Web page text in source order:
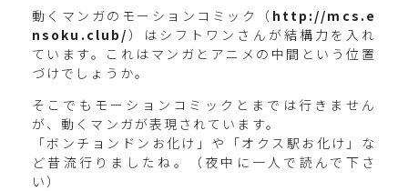
動くマンガのモーションコミック（ http://mcs.e
nsoku.club/）はシフトワンさんが結構力を入れ
ています。これはマンガとアニメの中間という位置
づけでしょうか。
そこでもモーションコミックとまでは行きません
が、動くマンガが表現されています。
「ボンチョンドンお化け」や「オクス駅お化け」な
ど昔流行りましたね。（夜中に一人で読んで下さ
い）